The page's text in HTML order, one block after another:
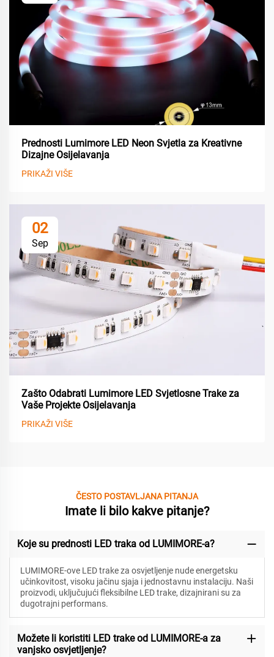
Prednosti Lumimore LED Neon Svjetla za Kreativne
Dizajne Osijelavanja
PRIKAŽI VIŠE
02
Sep
Zašto Odabrati Lumimore LED Svjetlosne Trake za
Vaše Projekte Osijelavanja
PRIKAŽI VIŠE
ČESTO POSTAVLJANA PITANJA
Imate li bilo kakve pitanje?
Koje su prednosti LED traka od LUMIMORE-a?
LUMIMORE-ove LED trake za osvjetljenje nude energetsku
učinkovitost, visoku jačinu sjaja i jednostavnu instalaciju. Naši
proizvodi, uključujući fleksibilne LED trake, dizajnirani su za
dugotrajni performans.
Možete li koristiti LED trake od LUMIMORE-a za
vanjsko osvjetljenje?